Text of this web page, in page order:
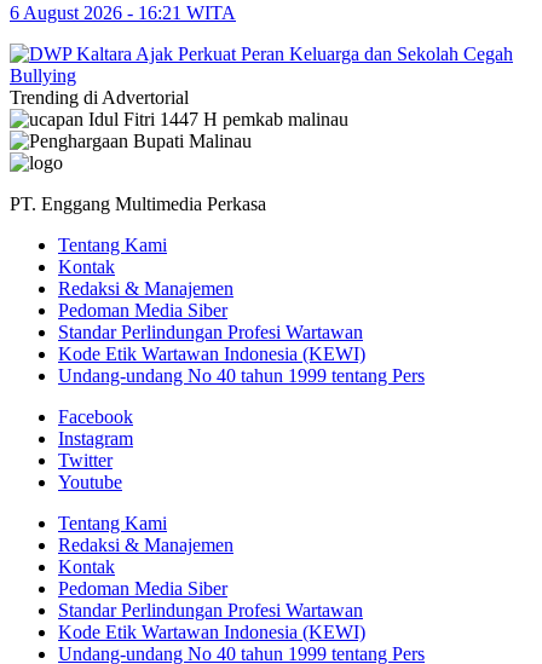
6 August 2026 - 16:21 WITA
Trending di Advertorial
PT. Enggang Multimedia Perkasa
Tentang Kami
Kontak
Redaksi & Manajemen
Pedoman Media Siber
Standar Perlindungan Profesi Wartawan
Kode Etik Wartawan Indonesia (KEWI)
Undang-undang No 40 tahun 1999 tentang Pers
Facebook
Instagram
Twitter
Youtube
Tentang Kami
Redaksi & Manajemen
Kontak
Pedoman Media Siber
Standar Perlindungan Profesi Wartawan
Kode Etik Wartawan Indonesia (KEWI)
Undang-undang No 40 tahun 1999 tentang Pers